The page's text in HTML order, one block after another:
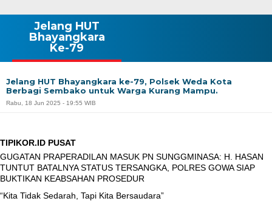
TIPIKOR.ID PUSAT
GUGATAN PRAPERADILAN MASUK PN SUNGGMINASA: H. HASAN
TUNTUT BATALNYA STATUS TERSANGKA, POLRES GOWA SIAP
BUKTIKAN KEABSAHAN PROSEDUR
“Kita Tidak Sedarah, Tapi Kita Bersaudara”
Jelang HUT
Bhayangkara
Ke-79
Jelang HUT Bhayangkara ke-79, Polsek Weda Kota
Berbagi Sembako untuk Warga Kurang Mampu.
Rabu, 18 Jun 2025 - 19:55 WIB